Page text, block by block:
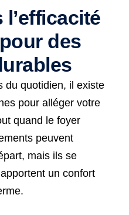
des
du quotidien, il existe
pour alléger votre
quand le foyer
peuvent
mais ils se
un confort